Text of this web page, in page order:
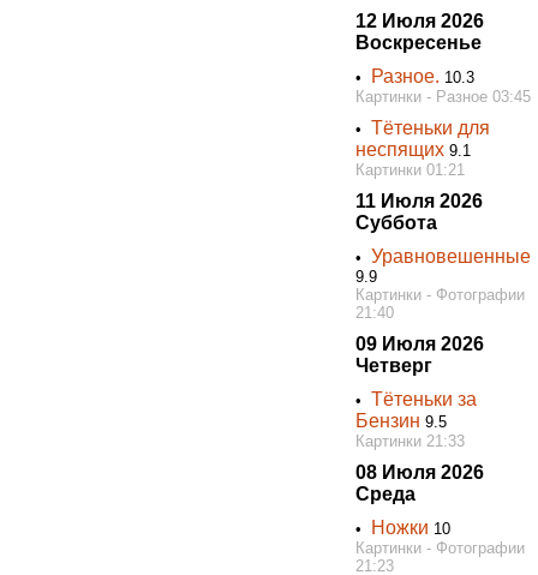
12 Июля 2026
Воскресенье
• Разное. 10.3
Картинки - Разное 03:45
• Тётеньки для
неспящих 9.1
Картинки 01:21
11 Июля 2026
Суббота
•Уравновешенные
9.9
Картинки - Фотографии
21:40
09 Июля 2026
Четверг
• Тётеньки за
Бензин 9.5
Картинки 21:33
08 Июля 2026
Среда
• Ножки 10
Картинки - Фотографии
21:23